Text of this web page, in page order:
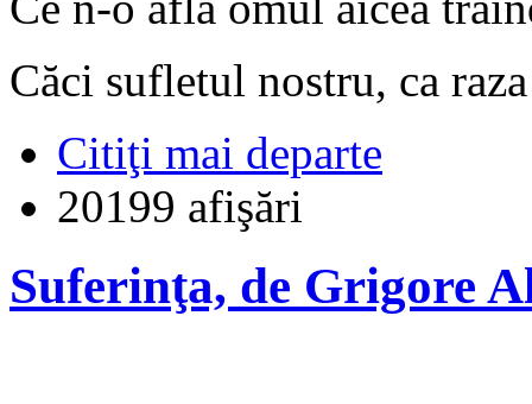
Căci sufletul nostru, ca
Citiţi mai departe
20199 afişări
Suferinţa, de Grigore